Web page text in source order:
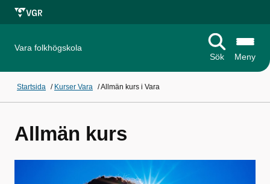
Vara folkhögskola
Sök
Meny
Startsida / Kurser Vara /Allmän kurs i Vara
Allmän kurs